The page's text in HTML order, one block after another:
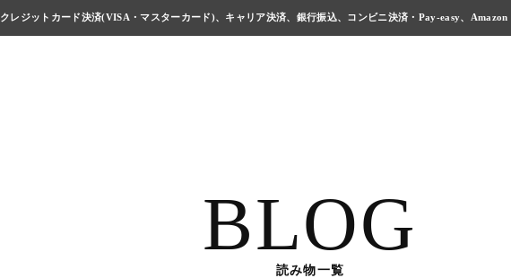
クレジットカード決済(VISA・マスターカード)、キャリア決済、銀行振込、コンビニ決済・Pay-easy、
BLOG
読み物一覧